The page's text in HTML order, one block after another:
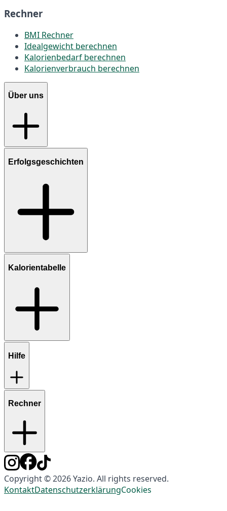
Rechner
BMI Rechner
Idealgewicht berechnen
Kalorienbedarf berechnen
Kalorienverbrauch berechnen
Über uns
Erfolgsgeschichten
Kalorientabelle
Hilfe
Rechner
Copyright © 2026 Yazio. All rights reserved.
KontaktDatenschutzerklärungCookies